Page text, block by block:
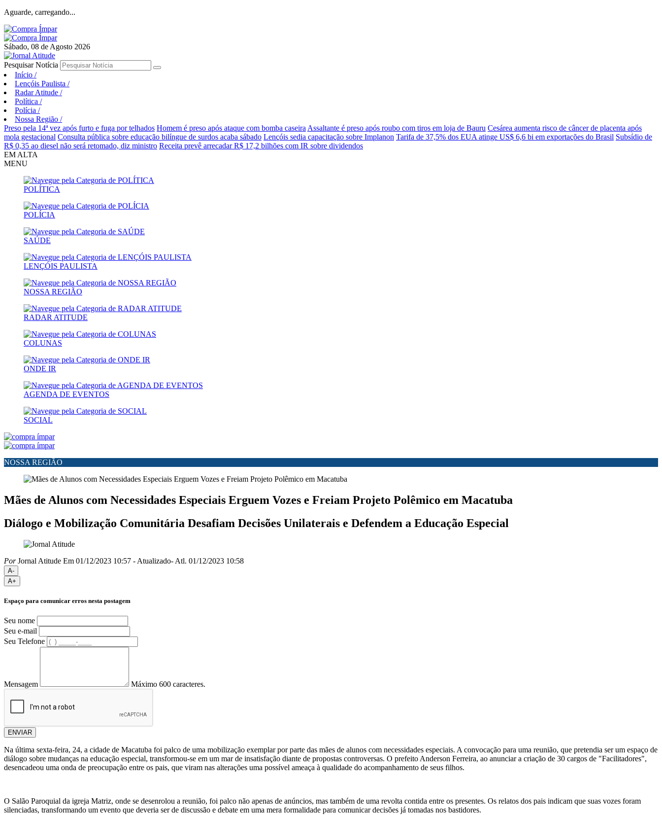
Aguarde, carregando...
Sábado, 08 de Agosto 2026
Pesquisar Notícia
Início /
Lençóis Paulista /
Radar Atitude /
Política /
Polícia /
Nossa Região /
Preso pela 14ª vez após furto e fuga por telhados Homem é preso após ataque com bomba caseira Assaltante é preso após roubo com tiros em loja de Bauru Cesárea aumenta risco de câncer de placenta após
mola gestacional Consulta pública sobre educação bilíngue de surdos acaba sábado Lençóis sedia capacitação sobre Implanon Tarifa de 37,5% dos EUA atinge US$ 6,6 bi em exportações do Brasil Subsídio de
R$ 0,35 ao diesel não será retomado, diz ministro Receita prevê arrecadar R$ 17,2 bilhões com IR sobre dividendos
EM ALTA
MENU
POLÍTICA
POLÍCIA
SAÚDE
LENÇÓIS PAULISTA
NOSSA REGIÃO
RADAR ATITUDE
COLUNAS
ONDE IR
AGENDA DE EVENTOS
SOCIAL
NOSSA REGIÃO
Mães de Alunos com Necessidades Especiais Erguem Vozes e Freiam Projeto Polêmico em Macatuba
Diálogo e Mobilização Comunitária Desafiam Decisões Unilaterais e Defendem a Educação Especial
PorJornal Atitude Em 01/12/2023 10:57 - Atualizado- Atl. 01/12/2023 10:58
A-
A+
Espaço para comunicar erros nesta postagem
Seu nome
Seu e-mail
Seu Telefone
Mensagem Máximo 600 caracteres.
ENVIAR
Na última sexta-feira, 24, a cidade de Macatuba foi palco de uma mobilização exemplar por parte das mães de alunos com necessidades especiais. A convocação para uma reunião, que pretendia ser um espaço de
diálogo sobre mudanças na educação especial, transformou-se em um mar de insatisfação diante de propostas controversas. O prefeito Anderson Ferreira, ao anunciar a criação de 30 cargos de "Facilitadores",
desencadeou uma onda de preocupação entre os pais, que viram nas alterações uma possível ameaça à qualidade do acompanhamento de seus filhos.
O Salão Paroquial da igreja Matriz, onde se desenrolou a reunião, foi palco não apenas de anúncios, mas também de uma revolta contida entre os presentes. Os relatos dos pais indicam que suas vozes foram
silenciadas, transformando um evento que deveria ser de discussão e debate em uma mera formalidade para comunicar decisões já tomadas nos bastidores.